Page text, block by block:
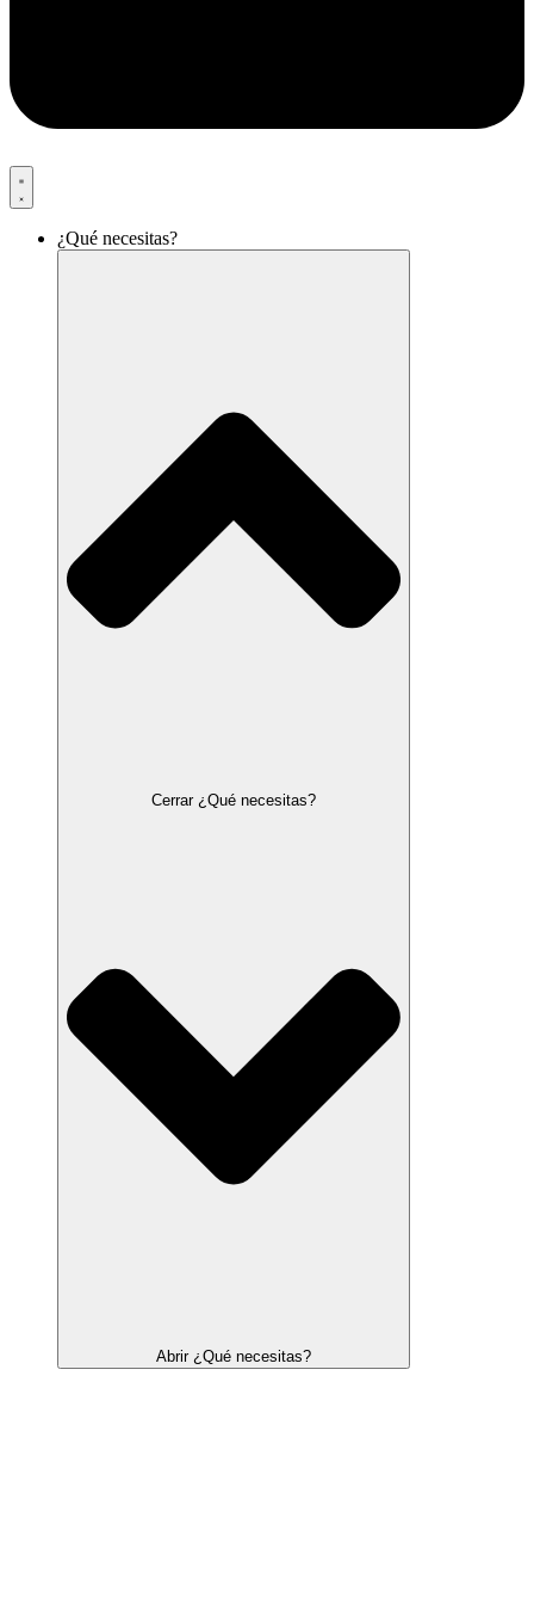
¿Qué necesitas?
Cerrar ¿Qué necesitas?
Abrir ¿Qué necesitas?